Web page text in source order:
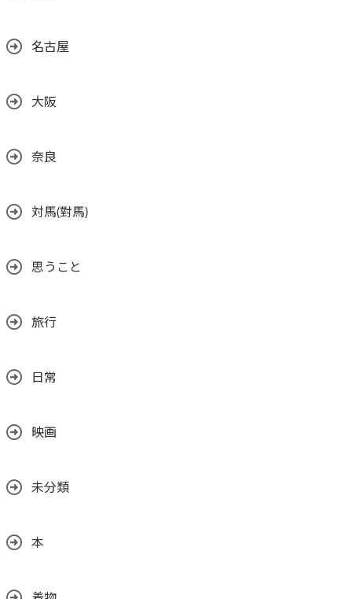
名古屋
大阪
奈良
対馬(對馬)
思うこと
旅行
日常
映画
未分類
本